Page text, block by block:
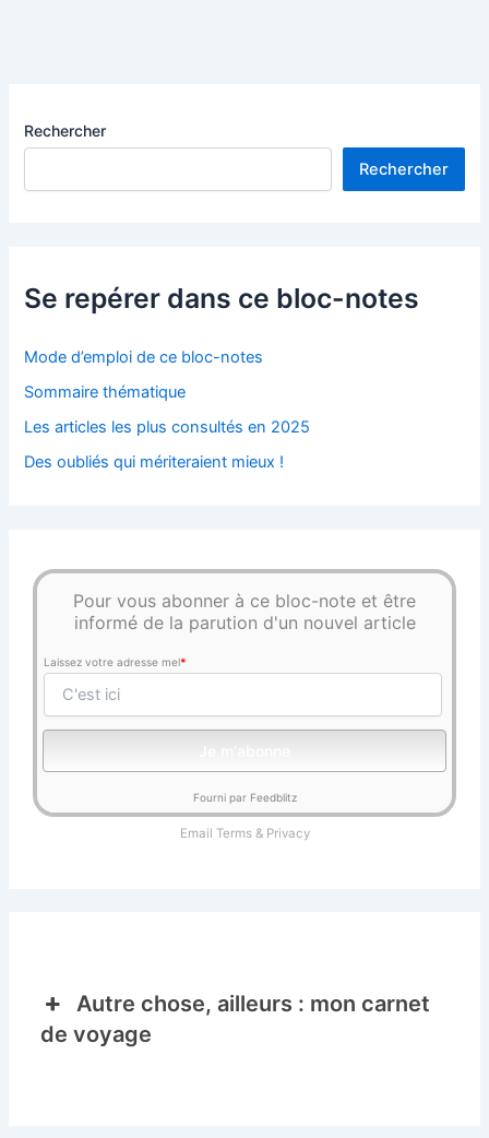
Rechercher
Rechercher
Se repérer dans ce bloc-notes
Mode d’emploi de ce bloc-notes
Sommaire thématique
Les articles les plus consultés en 2025
Des oubliés qui mériteraient mieux !
Pour vous abonner à ce bloc-note et être
informé de la parution d'un nouvel article
Laissez votre adresse mel*
Fourni par Feedblitz
Email Terms& Privacy
Autre chose, ailleurs : mon carnet
de voyage